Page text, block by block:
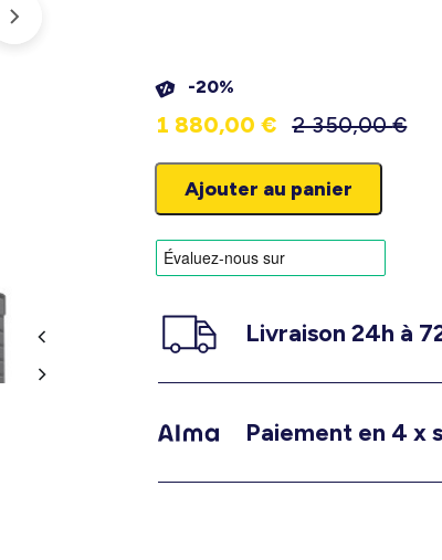
-20%
1 880,00€ 2 350,00€
Ajouter au panier
Livraison 24h à
Paiement en 4 x